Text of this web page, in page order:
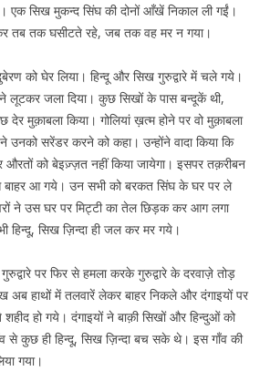
एक सिख मुकन्द सिंघ की दोनों आँखें निकाल ली गईं।
तब तक घसीटते रहे, जब तक वह मर न गया।
को घेर लिया। हिन्दू और सिख गुरुद्वारे में चले गये।
ने लूटकर जला दिया। कुछ सिखों के पास बन्दूकें थी,
देर मुक़ाबला किया। गोलियां ख़त्म होने पर वो मुक़ाबला
ने उनको सरेंडर करने को कहा। उन्होंने वादा किया कि
औरतों को बेइज़्ज़त नहीं किया जायेगा। इसपर तक़रीबन
बाहर आ गये। उन सभी को बरकत सिंघ के घर पर ले
ने उस घर पर मिट्टी का तेल छिड़क कर आग लगा
हिन्दू, सिख ज़िन्दा ही जल कर मर गये।
पर फिर से हमला करके गुरुद्वारे के दरवाज़े तोड़
अब हाथों में तलवारें लेकर बाहर निकले और दंगाइयों पर
हो गये। दंगाइयों ने बाक़ी सिखों और हिन्दुओं को
से कुछ ही हिन्दू, सिख ज़िन्दा बच सके थे। इस गाँव की
गया।